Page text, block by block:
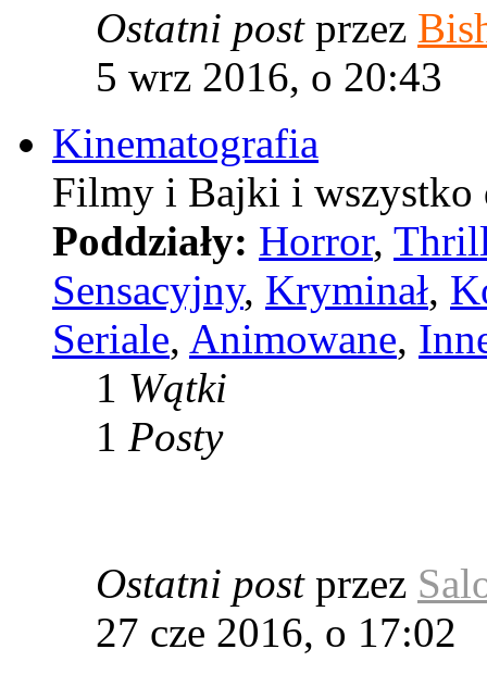
Ostatni postprzez
5 wrz 2016, o 20:43
Kinematografia
Filmy i Bajki i wszystko
Poddziały: Horror,
Sensacyjny, Kryminał,
Seriale, Animowane,
1 Wątki
1 Posty
Ostatni postprzez
27 cze 2016, o 17:02